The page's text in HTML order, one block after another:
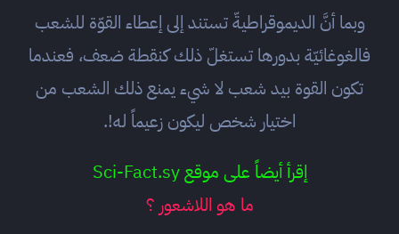
وبما أنَّ الديموقراطيةّ تستند إلى إعطاء القوّة للشعب
فالغوغائيّة بدورها تستغلّ ذلك كنقطة ضعف، فعندما
تكون القوة بيد شعب لا شيء يمنع ذلك الشعب من
اختيار شخص ليكون زعيماً له!.
إقرأ أيضاً على موقع Sci-Fact.sy
ما هو اللاشعور ؟